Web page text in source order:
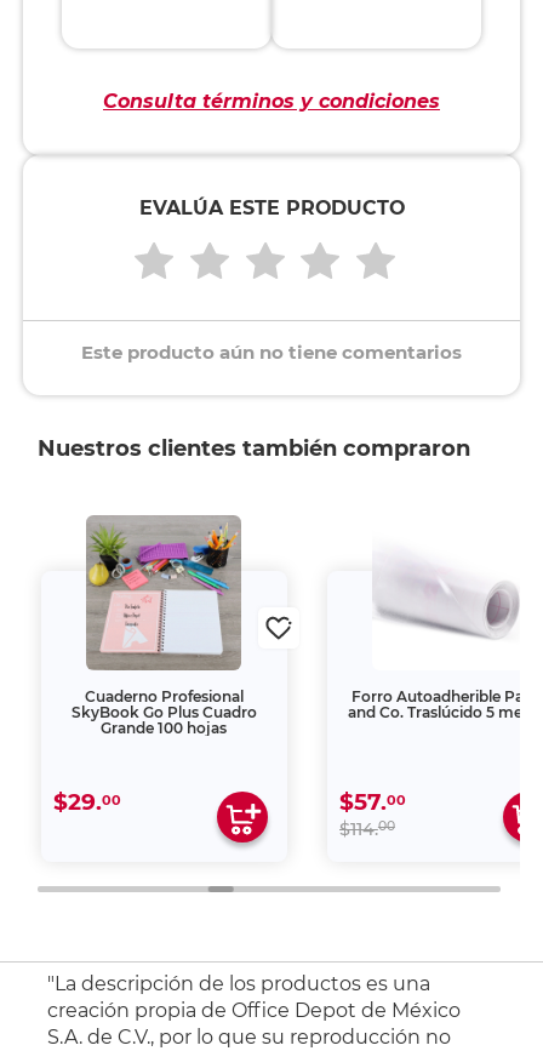
Consulta términos y condiciones
EVALÚA ESTE PRODUCTO
Este producto aún no tiene comentarios
Nuestros clientes también compraron
Cuaderno Profesional
SkyBook Go Plus Cuadro
Grande 100 hojas
$29.00
Forro Autoadherible
and Co. Traslúcido 5
$57.00
$114.00
"La descripción de los productos es una
creación propia de Office Depot de México
S.A. de C.V., por lo que su reproducción no